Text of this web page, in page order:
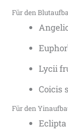
Für den
Lycii
Coicis
Für den
Eclipta